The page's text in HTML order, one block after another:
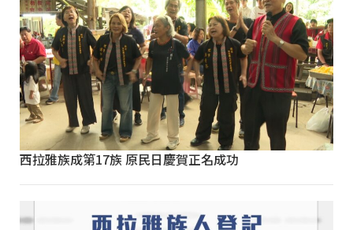
西拉雅族成第17族 原民日慶賀正名成功